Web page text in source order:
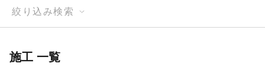
絞り込み検索
施工 一覧